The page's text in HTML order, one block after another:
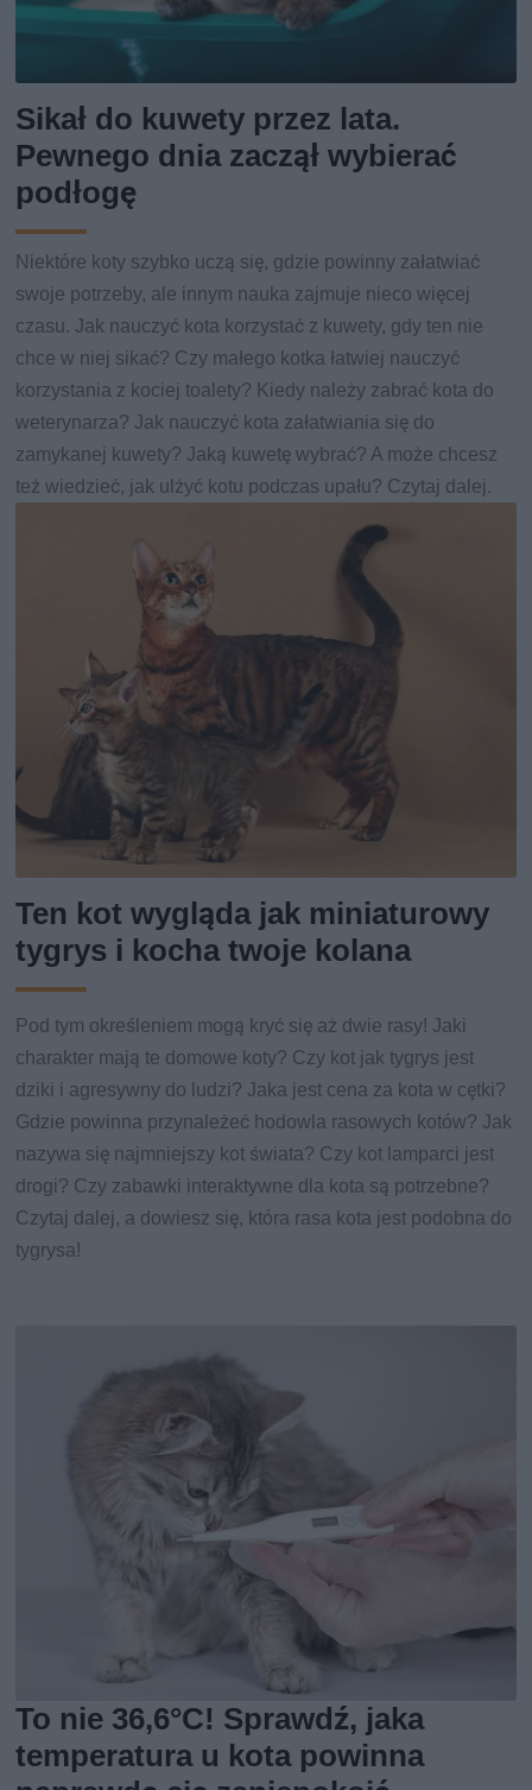
Sikał do kuwety przez lata.
Pewnego dnia zaczął wybierać
podłogę
Niektóre koty szybko uczą się, gdzie powinny załatwiać
swoje potrzeby, ale innym nauka zajmuje nieco więcej
czasu. Jak nauczyć kota korzystać z kuwety, gdy ten nie
chce w niej sikać? Czy małego kotka łatwiej nauczyć
korzystania z kociej toalety? Kiedy należy zabrać kota do
weterynarza? Jak nauczyć kota załatwiania się do
zamykanej kuwety? Jaką kuwetę wybrać? A może chcesz
też wiedzieć, jak ulżyć kotu podczas upału? Czytaj dalej.
Ten kot wygląda jak miniaturowy
tygrys i kocha twoje kolana
Pod tym określeniem mogą kryć się aż dwie rasy! Jaki
charakter mają te domowe koty? Czy kot jak tygrys jest
dziki i agresywny do ludzi? Jaka jest cena za kota w cętki?
Gdzie powinna przynależeć hodowla rasowych kotów? Jak
nazywa się najmniejszy kot świata? Czy kot lamparci jest
drogi? Czy zabawki interaktywne dla kota są potrzebne?
Czytaj dalej, a dowiesz się, która rasa kota jest podobna do
tygrysa!
To nie 36,6°C! Sprawdź, jaka
temperatura u kota powinna